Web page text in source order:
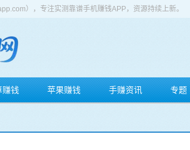
），专注实测靠谱手机赚钱APP，资源持续上新。
赚钱 苹果赚钱 手赚资讯 专题